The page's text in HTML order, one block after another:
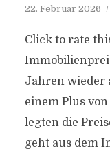
22. Februar 2026
Click to rate
Jahren wieder
einem Plus
legten die
geht aus dem